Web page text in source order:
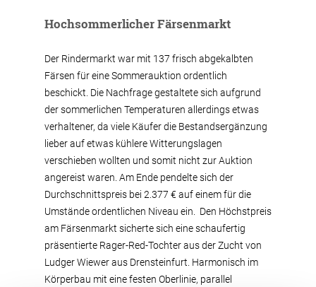
Hochsommerlicher Färsenmarkt
Der Rindermarkt war mit 137 frisch abgekalbten
Färsen für eine Sommerauktion ordentlich
beschickt. Die Nachfrage gestaltete sich aufgrund
der sommerlichen Temperaturen allerdings etwas
verhaltener, da viele Käufer die Bestandsergänzung
lieber auf etwas kühlere Witterungslagen
verschieben wollten und somit nicht zur Auktion
angereist waren. Am Ende pendelte sich der
Durchschnittspreis bei 2.377 € auf einem für die
Umstände ordentlichen Niveau ein. Den Höchstpreis
am Färsenmarkt sicherte sich eine schaufertig
präsentierte Rager-Red-Tochter aus der Zucht von
Ludger Wiewer aus Drensteinfurt. Harmonisch im
Körperbau mit eine festen Oberlinie, parallel